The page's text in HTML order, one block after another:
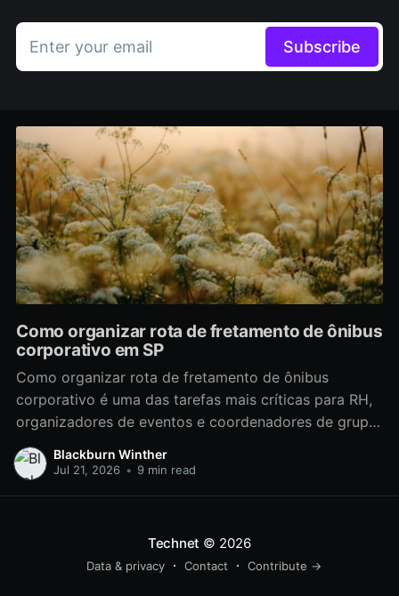
Enter your email Subscribe
Como organizar rota de fretamento de ônibus
corporativo em SP
Como organizar rota de fretamento de ônibus
corporativo é uma das tarefas mais críticas para RH,
organizadores de eventos e coordenadores de grupo
que precisam transportar 30 ou mais pessoas em São
Paulo; fazer isso bem reduz custos, aumenta a
Blackburn Winther
Jul 21, 2026 • 9 min read
Technet © 2026
Data & privacy Contact Contribute →